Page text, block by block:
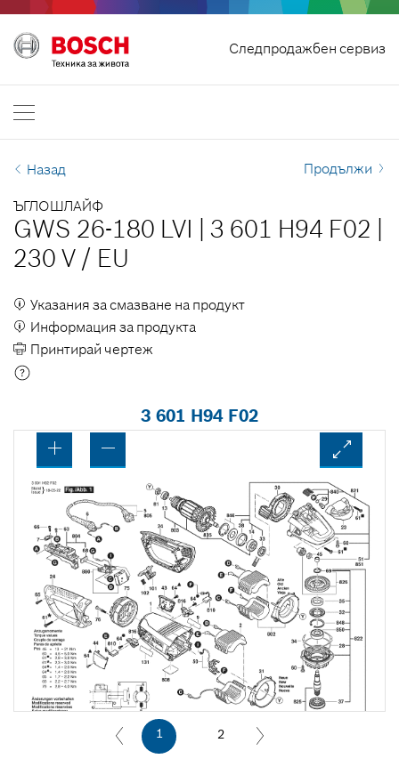
Следпродажбен сервиз
Отмяна на договор
Bosch Professional
Назад Продължи
ЪГЛОШЛАЙФ
GWS 26-180 LVI 3 601 H94 F02
230 V / EU
Указания за смазване на продукт
Информация за продукта
Принтирай чертеж
3 601 H94 F02
1 2